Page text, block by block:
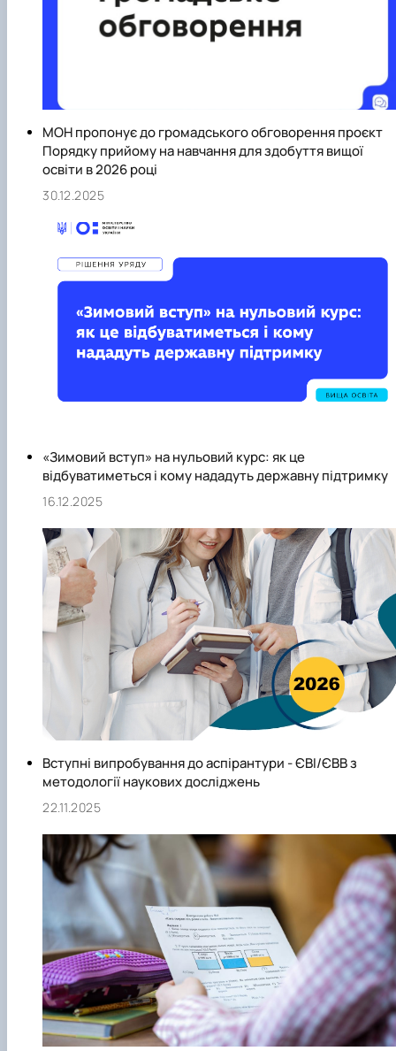
МОН пропонує до громадського обговорення проєкт
Порядку прийому на навчання для здобуття вищої
освіти в 2026 році
30.12.2025
«Зимовий вступ» на нульовий курс: як це
відбуватиметься і кому нададуть державну підтримку
16.12.2025
Вступні випробування до аспірантури - ЄВІ/ЄВВ з
методології наукових досліджень
22.11.2025